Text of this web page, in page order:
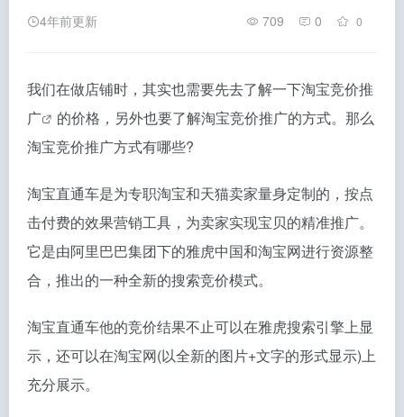
4年前更新 709 0 0
我们在做店铺时，其实也需要先去了解一下淘宝竞价推
广
的价格，另外也要了解淘宝竞价推广的方式。那么
淘宝竞价推广方式有哪些?
淘宝直通车是为专职淘宝和天猫卖家量身定制的，按点
击付费的效果营销工具，为卖家实现宝贝的精准推广。
它是由阿里巴巴集团下的雅虎中国和淘宝网进行资源整
合，推出的一种全新的搜索竞价模式。
淘宝直通车他的竞价结果不止可以在雅虎搜索引擎上显
示，还可以在淘宝网(以全新的图片+文字的形式显示)上
充分展示。